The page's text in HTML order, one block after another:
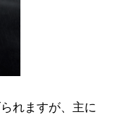
れますが、主に